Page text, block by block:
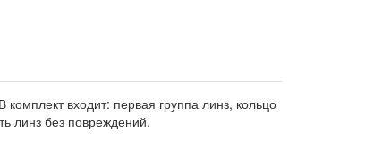
входит: первая группа линз, кольцо
линз без повреждений.